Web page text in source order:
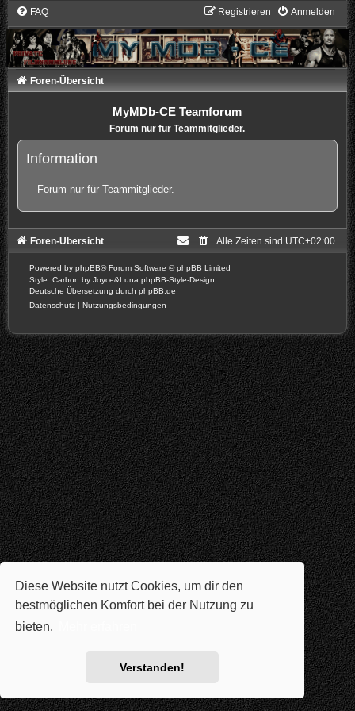
Diese Website nutzt Cookies, um dir den
bestmöglichen Komfort bei der Nutzung zu
bieten.
Verstanden!
FAQ Anmelden
Registrieren
Foren-Übersicht
MyMDb-CE Teamforum
Forum nur für Teammitglieder.
Information
Forum nur für Teammitglieder.
Foren-Übersicht Alle Zeiten sind UTC+02:00
Powered by phpBB® Forum Software © phpBB Limited
Style: Carbon by Joyce&Luna phpBB-Style-Design
Deutsche Übersetzung durch phpBB.de
Datenschutz | Nutzungsbedingungen